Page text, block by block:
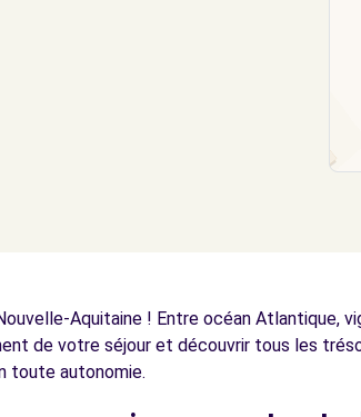
Aquitaine ! Entre océan Atlantique,
de votre séjour et découvrir tous les
toute autonomie.